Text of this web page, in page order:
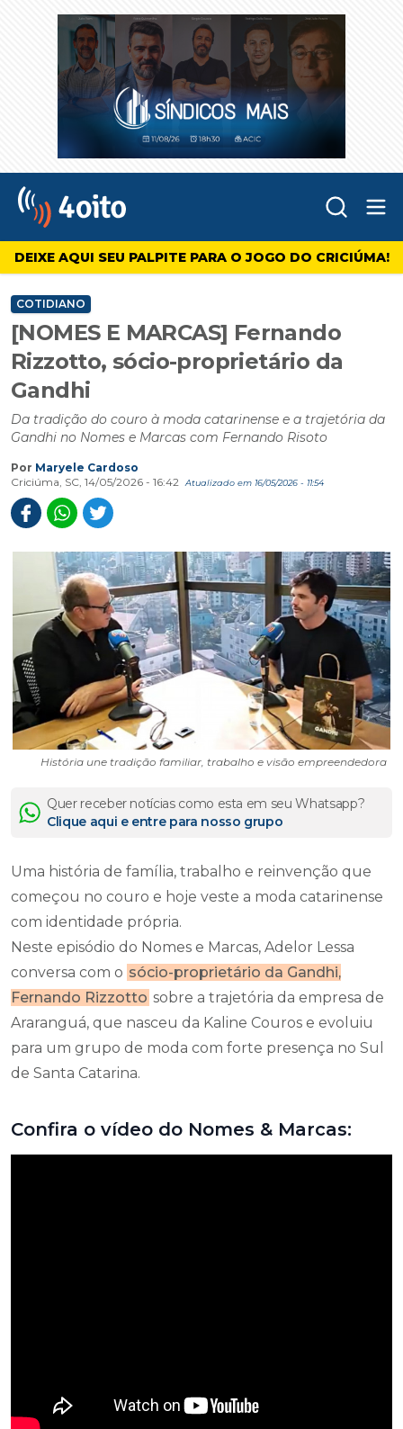
4oito
DEIXE AQUI SEU PALPITE PARA O JOGO DO CRICIÚMA!
COTIDIANO
[NOMES E MARCAS] Fernando
Rizzotto, sócio-proprietário da
Gandhi
Da tradição do couro à moda catarinense e a trajetória da
Gandhi no Nomes e Marcas com Fernando Risoto
Por Maryele Cardoso
Criciúma, SC, 14/05/2026 - 16:42
Atualizado em 16/05/2026 - 11:54
História une tradição familiar, trabalho e visão empreendedora
Quer receber notícias como esta em seu Whatsapp?
Clique aqui e entre para nosso grupo
Uma história de família, trabalho e reinvenção que
começou no couro e hoje veste a moda catarinense
com identidade própria.
Neste episódio do Nomes e Marcas, Adelor Lessa
conversa com o sócio-proprietário da Gandhi,
Fernando Rizzotto sobre a trajetória da empresa de
Araranguá, que nasceu da Kaline Couros e evoluiu
para um grupo de moda com forte presença no Sul
de Santa Catarina.
Confira o vídeo do Nomes & Marcas: